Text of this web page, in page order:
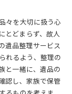
者の評判
方法
の確認
の手
理を実現
々を大切に扱う心
とどまらず、故人
遺品整理サービス
れるよう、整理の
と一緒に、遺品の
認し、家族で保管